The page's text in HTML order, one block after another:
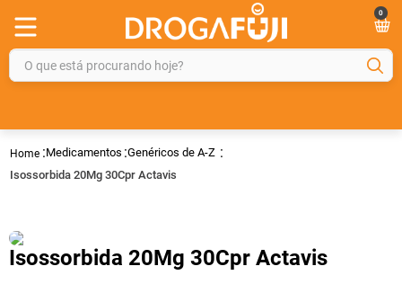
0
O que está procurando hoje?
Medicamentos Genéricos de A-Z
Isossorbida 20Mg 30Cpr Actavis
Isossorbida 20Mg 30Cpr Actavis
2
gelmax
4º
5º
protetor solar